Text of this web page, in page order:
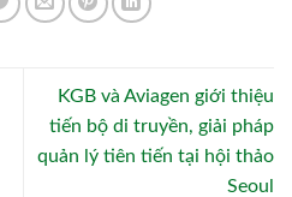
KGB và Aviagen giới thiệu
tiến bộ di truyền, giải pháp
quản lý tiên tiến tại hội thảo
Seoul